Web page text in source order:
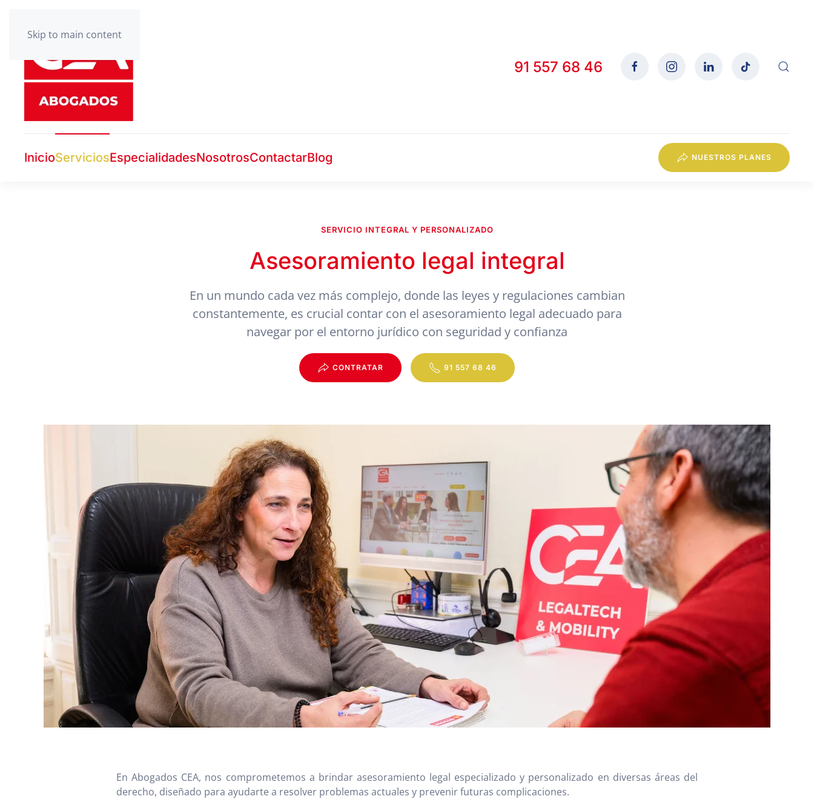
Skip to main content
91 557 68 46
InicioServiciosEspecialidadesNosotrosContactarBlog NUESTROS PLANES
SERVICIO INTEGRAL Y PERSONALIZADO
Asesoramiento legal integral
En un mundo cada vez más complejo, donde las leyes y regulaciones cambian
constantemente, es crucial contar con el asesoramiento legal adecuado para
navegar por el entorno jurídico con seguridad y confianza
CONTRATAR 91 557 68 46
En Abogados CEA, nos comprometemos a brindar asesoramiento legal especializado y personalizado en diversas áreas del
derecho, diseñado para ayudarte a resolver problemas actuales y prevenir futuras complicaciones.